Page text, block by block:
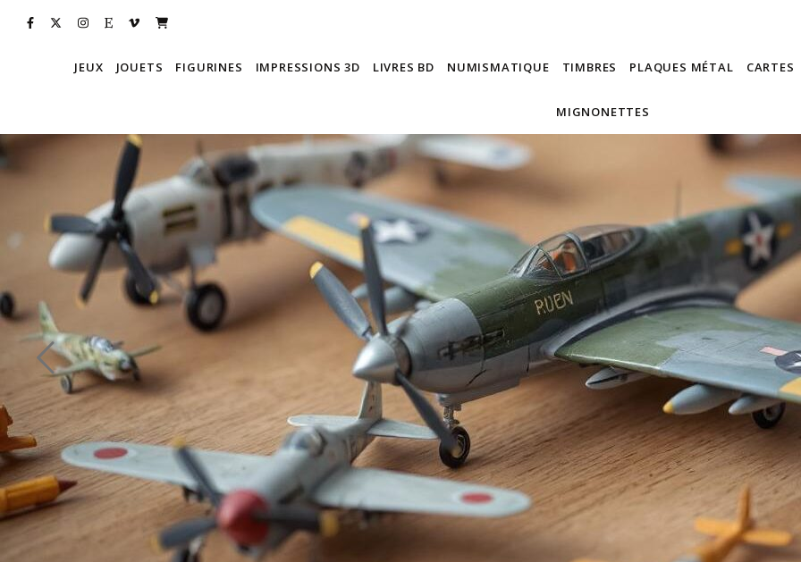
JEUX JOUETS FIGURINES IMPRESSIONS 3D LIVRES BD NUMISMATIQUE TIMBRES PLAQUES MÉTAL CARTES
MIGNONETTES